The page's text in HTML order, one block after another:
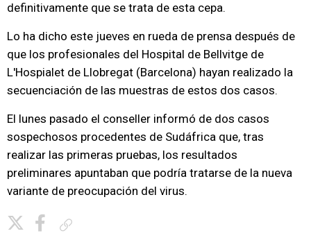
definitivamente que se trata de esta cepa.
Lo ha dicho este jueves en rueda de prensa después de
que los profesionales del Hospital de Bellvitge de
L'Hospialet de Llobregat (Barcelona) hayan realizado la
secuenciación de las muestras de estos dos casos.
El lunes pasado el conseller informó de dos casos
sospechosos procedentes de Sudáfrica que, tras
realizar las primeras pruebas, los resultados
preliminares apuntaban que podría tratarse de la nueva
variante de preocupación del virus.